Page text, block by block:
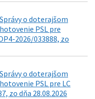
o doterajšom
PSL pre
2026/033888, zo
o doterajšom
PSL pre LC
zo dňa 28.08.2026